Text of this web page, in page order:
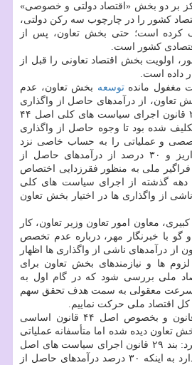
بر دو بخش «اقتصاد دولتی و خصوصی»
كشور را در چارچوب سه ركن دولتی،
كرده است؛ حتی بخش تعاون، پس از
كشور است.
اولویت بخش اقتصاد تعاونی را قبل از
داده است.
مغفول ماندهتوسعه بخش تعاون، عدم
بخش تعاون، از درآمدهای حاصل از واگذاری
ها است. بر مبنای ماده ۲۹ قانون اجرای سیاست های كلی اصل ۴۴
شده بود تا وجوه حاصل از واگذاری
و عملیاتی را به حساب خاصی نزد
خزانه داری كل كشور واریز و ۳۰ درصد از درآمدهای حاصل از
فراگیر ملی به منظور فقرزدایی اختصاص
دهه گذشته از اجرای سیاست های كلی
ناشی از واگذاری ها در اختیار بخش تعاون
معاون امور تعاون وزیر تعاون، كار
گو با خبرنگار مهر، درباره عدم تخصص
از درآمدهای ناشی از واگذاری ها اظهار
ها و نیازمندهای بخش تعاون برای
ملی بررسی شود كه در گام اول به
سرعت معقولی به سمت هدف تحقق سهم
وی با تاكید بر اینكه در قانون و بخصوص اصل ۴۴ قانون اساسی
دیده شده اما متأسفانه عملیاتی
نشده است، خاطرنشان كرد: بند ۲۹ قانون اجرای سیاست های اصل
۴۴ قانون اساسی اشاره دارد به اینكه ۳۰ درصد درآمدهای حاصل از